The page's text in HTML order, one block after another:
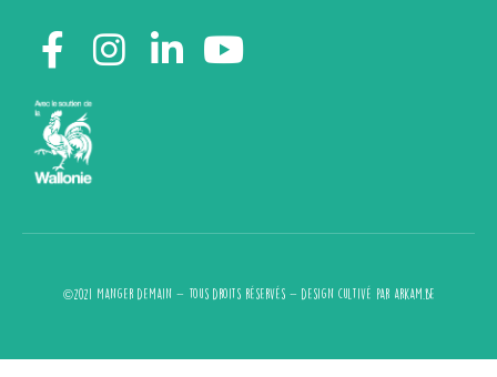
©2021 Manger demain - Tous droits réservés - design cultivé par arkam.be